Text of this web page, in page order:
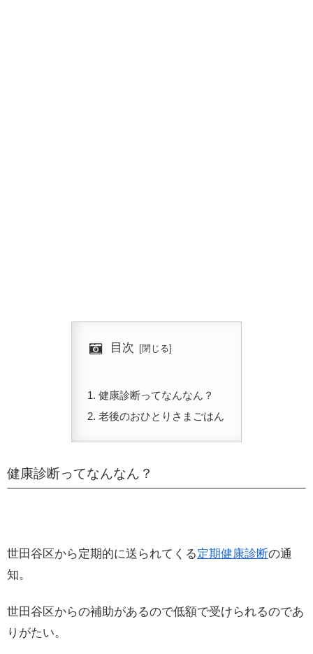
目次
健康診断ってなんなん？
老後のおひとりさまごはん
健康診断ってなんなん？
世田谷区から定期的に送られてくる定期健康診断の通
知。
世田谷区からの補助があるので低額で受けられるのであ
りがたい。